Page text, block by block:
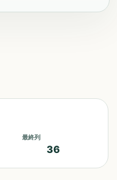
最終列
36